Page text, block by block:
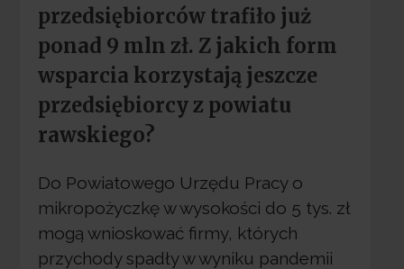
przedsiębiorców trafiło już
ponad 9 mln zł. Z jakich form
wsparcia korzystają jeszcze
przedsiębiorcy z powiatu
rawskiego?
Do Powiatowego Urzędu Pracy o
mikropożyczkę w wysokości do 5 tys. zł
mogą wnioskować firmy, których
przychody spadły w wyniku pandemii